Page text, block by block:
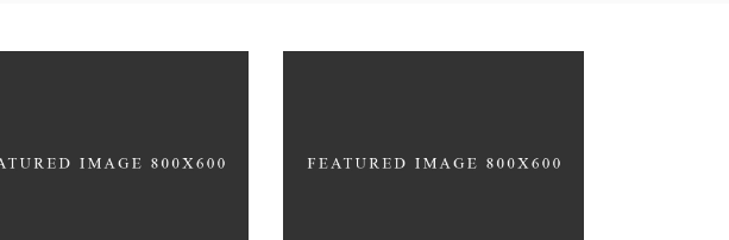
DESIGN INTERIOR DESIGN